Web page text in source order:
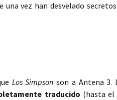
vez han desvelado
Los Simpson son a Antena 3.
traducido (hasta